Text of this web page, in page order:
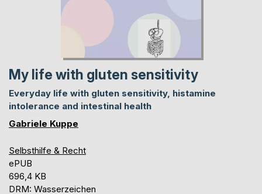
My life with gluten sensitivity
Everyday life with gluten sensitivity, histamine
intolerance and intestinal health
Gabriele Kuppe
Selbsthilfe & Recht
ePUB
696,4 KB
DRM: Wasserzeichen